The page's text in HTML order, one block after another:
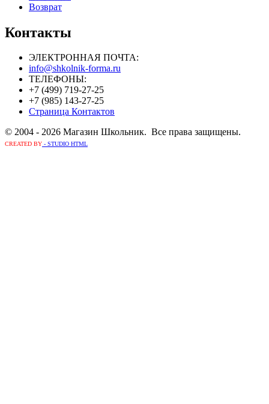
Возврат
Контакты
ЭЛЕКТРОННАЯ ПОЧТА:
info@shkolnik-forma.ru
ТЕЛЕФОНЫ:
+7 (499) 719-27-25
+7 (985) 143-27-25
Страница Контактов
© 2004 - 2026 Магазин Школьник. Все права защищены.
CREATED BY - STUDIO HTML